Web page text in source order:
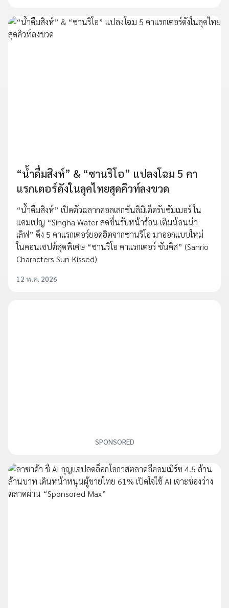
“น้ำดื่มสิงห์” & “ซานริโอ” แปลงโฉม 5 คา
แรกเตอร์ดังในลุคไทยสุดคิวท์ลงขวด
“น้ำดื่มสิงห์” เปิดตัวฉลากคอลเลกชันลิมิเต็ดรับซัมเมอร์ ใน
แคมเปญ “Singha Water สดชื่นรับหน้าร้อน เติมน้อนน่า
เลิฟ” ดึง 5 คาแรกเตอร์ยอดฮิตจากซานริโอ มาออกแบบใหม่
ในคอนเซปต์สุดพิเศษ “ซานริโอ คาแรกเตอร์ ซันคิส” (Sanrio
Characters Sun-Kissed)
12 พ.ค. 2026
SPONSORED